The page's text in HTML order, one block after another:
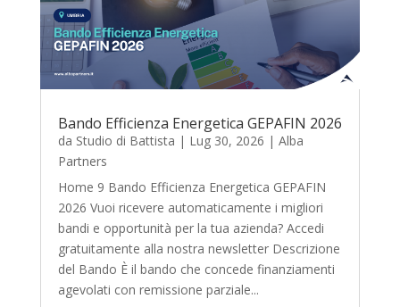
Bando Efficienza Energetica GEPAFIN 2026
da Studio di Battista | Lug 30, 2026 | Alba
Partners
Home 9 Bando Efficienza Energetica GEPAFIN
2026 Vuoi ricevere automaticamente i migliori
bandi e opportunità per la tua azienda? Accedi
gratuitamente alla nostra newsletter Descrizione
del Bando È il bando che concede finanziamenti
agevolati con remissione parziale...